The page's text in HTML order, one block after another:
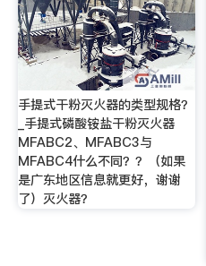
手提式干粉灭火器的类型规格？
_手提式磷酸铵盐干粉灭火器
MFABC2、MFABC3与
MFABC4什么不同？？（如果
是广东地区信息就更好，谢谢
了）灭火器？